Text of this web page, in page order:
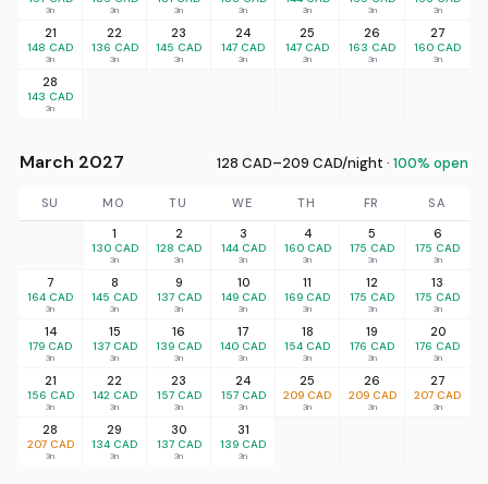
3n 3n 3n 3n 3n 3n 3n
21
148 CAD
3n
22
136 CAD
3n
23
145 CAD
3n
24
147 CAD
3n
25
147 CAD
3n
26
163 CAD
3n
27
160 CAD
3n
28
143 CAD
3n
March 2027 128 CAD–209 CAD/night · 100% open
SU MO TU WE TH FR
SA
1
130 CAD
3n
2
128 CAD
3n
3
144 CAD
3n
4
160 CAD
3n
5
175 CAD
3n
6
175 CAD
3n
7
164 CAD
3n
8
145 CAD
3n
9
137 CAD
3n
10
149 CAD
3n
11
169 CAD
3n
12
175 CAD
3n
13
175 CAD
3n
14
179 CAD
3n
15
137 CAD
3n
16
139 CAD
3n
17
140 CAD
3n
18
154 CAD
3n
19
176 CAD
3n
20
176 CAD
3n
21
156 CAD
3n
22
142 CAD
3n
23
157 CAD
3n
24
157 CAD
3n
25
209 CAD
3n
26
209 CAD
3n
27
207 CAD
3n
28
207 CAD
3n
29
134 CAD
3n
30
137 CAD
3n
31
139 CAD
3n